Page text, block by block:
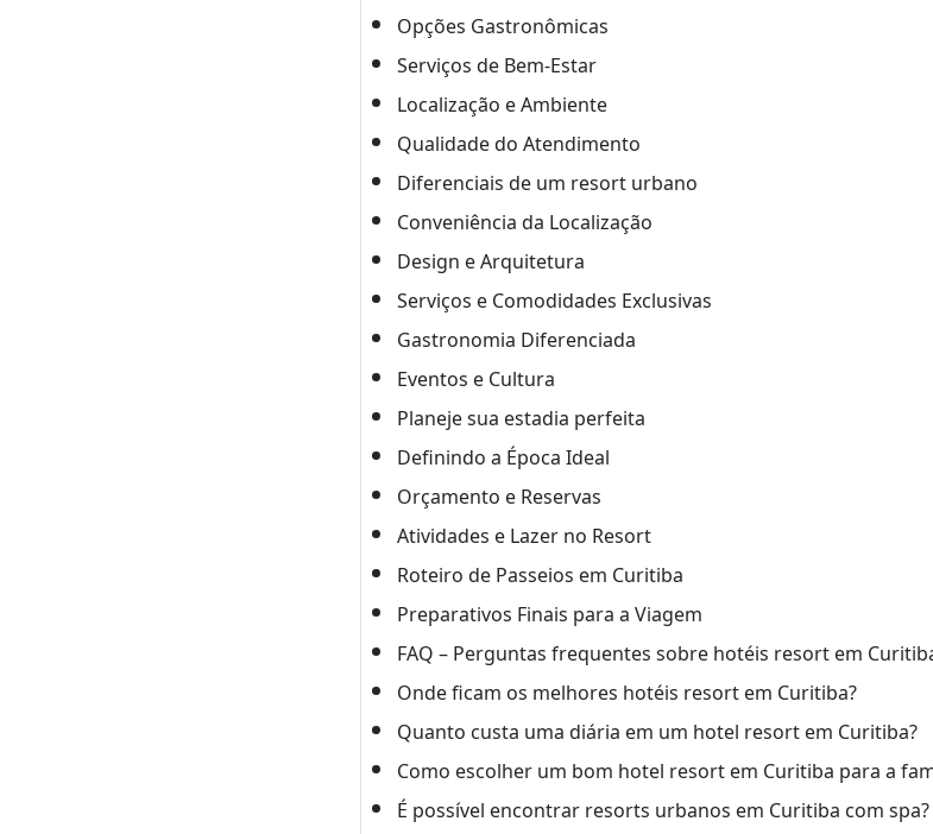
Opções Gastronômicas
Serviços de Bem-Estar
Localização e Ambiente
Qualidade do Atendimento
Diferenciais de um resort urbano
Conveniência da Localização
Design e Arquitetura
Serviços e Comodidades Exclusivas
Gastronomia Diferenciada
Eventos e Cultura
Planeje sua estadia perfeita
Definindo a Época Ideal
Orçamento e Reservas
Atividades e Lazer no Resort
Roteiro de Passeios em Curitiba
Preparativos Finais para a Viagem
FAQ – Perguntas frequentes sobre hotéis resort em
Onde ficam os melhores hotéis resort em Curitiba?
Quanto custa uma diária em um hotel resort em Curitiba?
Como escolher um bom hotel resort em Curitiba para a
É possível encontrar resorts urbanos em Curitiba com spa?